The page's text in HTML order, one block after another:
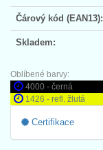
Čárový kód (EAN13):
Skladem:
Oblíbené barvy:
4000 - černá
1426 - refl. žlutá
Certifikace